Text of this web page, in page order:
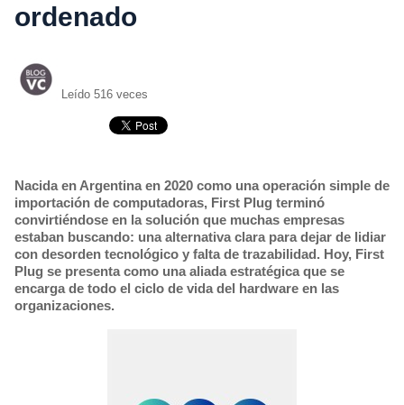
ordenado
Leído 516 veces
Nacida en Argentina en 2020 como una operación simple de
importación de computadoras, First Plug terminó
convirtiéndose en la solución que muchas empresas
estaban buscando: una alternativa clara para dejar de lidiar
con desorden tecnológico y falta de trazabilidad. Hoy, First
Plug se presenta como una aliada estratégica que se
encarga de todo el ciclo de vida del hardware en las
organizaciones.